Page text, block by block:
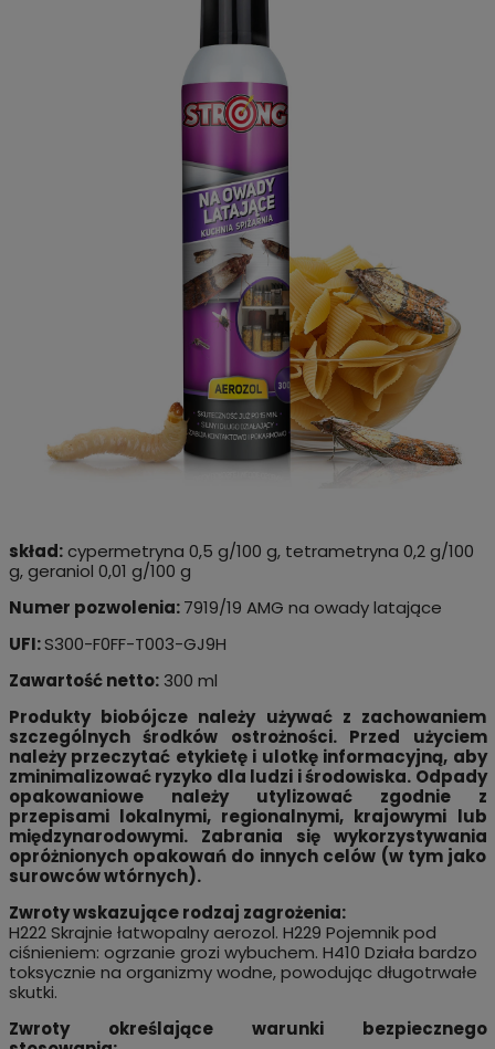
skład:cypermetryna 0,5 g/100 g, tetrametryna 0,2 g/100
g, geraniol 0,01 g/100 g
Numer pozwolenia:7919/19 AMG na owady latające
UFI:S300-F0FF-T003-GJ9H
Zawartość netto:300 ml
Produkty biobójcze należy używać z zachowaniem
szczególnych środków ostrożności. Przed użyciem
należy przeczytać etykietę i ulotkę informacyjną, aby
zminimalizować ryzyko dla ludzi i środowiska. Odpady
opakowaniowe należy utylizować zgodnie z
przepisami lokalnymi, regionalnymi, krajowymi lub
międzynarodowymi. Zabrania się wykorzystywania
opróżnionych opakowań do innych celów (w tym jako
surowców wtórnych).
Zwroty wskazujące rodzaj zagrożenia:
H222 Skrajnie łatwopalny aerozol. H229 Pojemnik pod
ciśnieniem: ogrzanie grozi wybuchem. H410 Działa bardzo
toksycznie na organizmy wodne, powodując długotrwałe
skutki.
Zwroty określające warunki bezpiecznego